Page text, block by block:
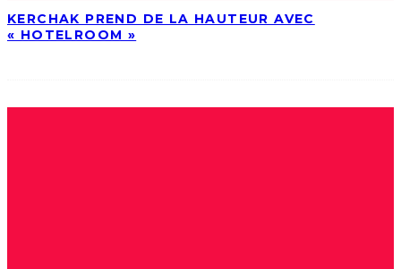
KERCHAK PREND DE LA HAUTEUR AVEC
« HOTELROOM »